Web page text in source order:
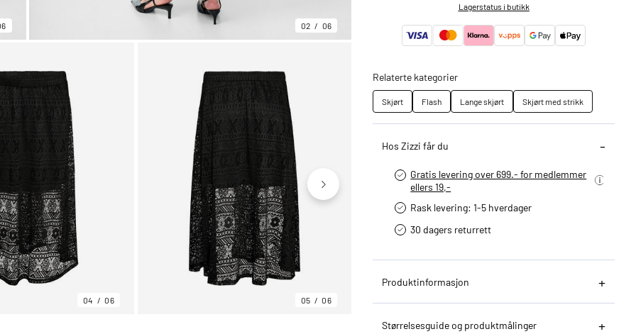
02 06
04 06 05 06
Lagerstatus i butikk
Relaterte kategorier
Skjørt Flash Lange skjørt Skjørt med strikk
Hos Zizzi får du
Gratis levering over 699.- for medlemmer
ellers 19,-
Rask levering: 1-5 hverdager
30 dagers returrett
Produktinformasjon
Størrelsesguide og produktmålinger